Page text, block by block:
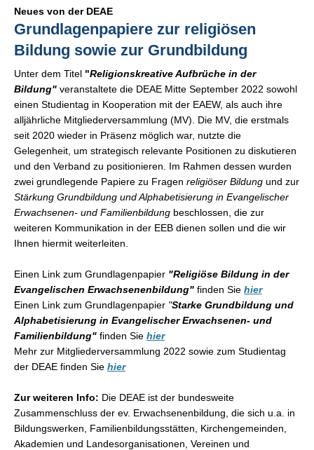
Neues von der DEAE
Grundlagenpapiere zur religiösen
Bildung sowie zur Grundbildung
Unter dem Titel "Religionskreative Aufbrüche in der
Bildung" veranstaltete die DEAE Mitte September 2022 sowohl
einen Studientag in Kooperation mit der EAEW, als auch ihre
alljährliche Mitgliederversammlung (MV). Die MV, die erstmals
seit 2020 wieder in Präsenz möglich war, nutzte die
Gelegenheit, um strategisch relevante Positionen zu diskutieren
und den Verband zu positionieren. Im Rahmen dessen wurden
zwei grundlegende Papiere zu Fragen religiöser Bildung und zur
Stärkung Grundbildung und Alphabetisierung in Evangelischer
Erwachsenen- und Familienbildung beschlossen, die zur
weiteren Kommunikation in der EEB dienen sollen und die wir
Ihnen hiermit weiterleiten.
Einen Link zum Grundlagenpapier "Religiöse Bildung in der
Evangelischen Erwachsenenbildung" finden Sie hier
Einen Link zum Grundlagenpapier "Starke Grundbildung und
Alphabetisierung in Evangelischer Erwachsenen- und
Familienbildung" finden Sie hier
Mehr zur Mitgliederversammlung 2022 sowie zum Studientag
der DEAE finden Sie hier
Zur weiteren Info: Die DEAE ist der bundesweite
Zusammenschluss der ev. Erwachsenenbildung, die sich u.a. in
Bildungswerken, Familienbildungsstätten, Kirchengemeinden,
Akademien und Landesorganisationen, Vereinen und